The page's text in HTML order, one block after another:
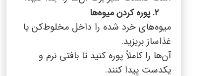
۲. پوره کردن میوه‌ها
میوه‌های خرد شده را داخل مخلوط‌کن یا
غذاساز بریزید.
آن‌ها را کاملاً پوره کنید تا بافتی نرم و
یکدست پیدا کنند.